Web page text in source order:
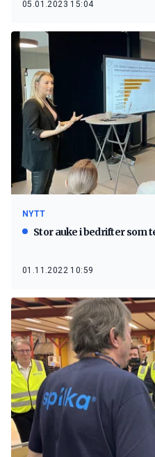
05.01.2023 15:04
NYTT
Stor auke i bedrifter som
01.11.2022 10:59